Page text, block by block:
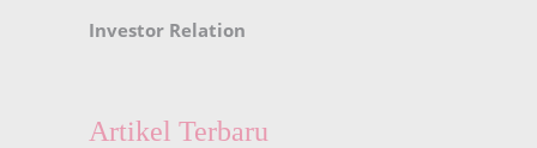
Investor Relation
Artikel Terbaru